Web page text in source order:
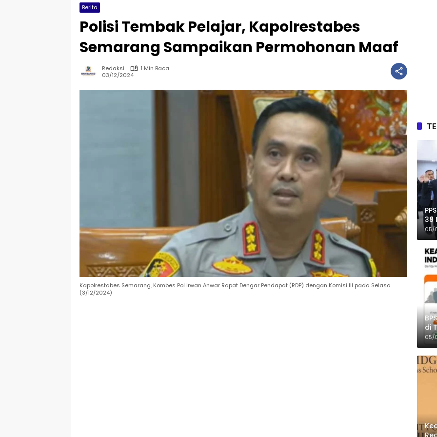
Berita
Polisi Tembak Pelajar, Kapolrestabes
Semarang Sampaikan Permohonan Maaf
Redaksi
1 Min Baca
03/12/2024
Kapolrestabes Semarang, Kombes Pol Irwan Anwar Rapat Dengar Pendapat (RDP) dengan Komisi III pada Selasa
(3/12/2024)
38
05/
di
05/